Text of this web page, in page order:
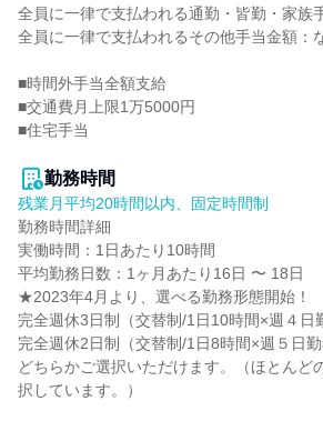
全員に一律で支払われる通勤・皆勤・家族
全員に一律で支払われるその他手当金額：
■時間外手当全額支給
■交通費月上限1万5000円
■住宅手当
勤務時間
残業月平均20時間以内、固定時間制
勤務時間詳細
実働時間：1日あたり10時間
平均勤務日数：1ヶ月あたり16日 〜 18日
★2023年4月より、選べる勤務形態開始！
完全週休3日制（交替制/1日10時間×週４日
完全週休2日制（交替制/1日8時間×週５日勤
どちらかご選択いただけます。（ほとんど
択しています。）